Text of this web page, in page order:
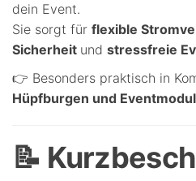
dein Event.
Sie sorgt für flexible
Sicherheit und stressfreie
👉 Besonders praktisch in
Hüpfburgen und
📝